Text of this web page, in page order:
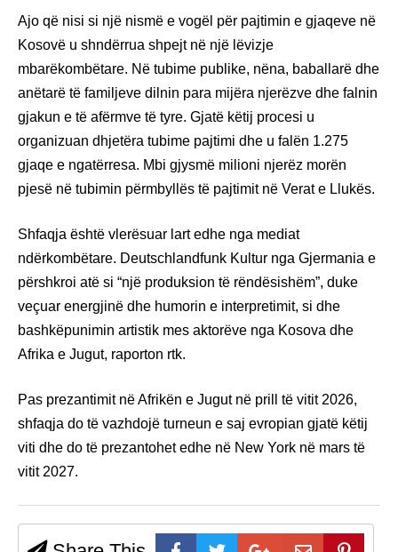
Ajo që nisi si një nismë e vogël për pajtimin e gjaqeve në
Kosovë u shndërrua shpejt në një lëvizje
mbarëkombëtare. Në tubime publike, nëna, baballarë dhe
anëtarë të familjeve dilnin para mijëra njerëzve dhe falnin
gjakun e të afërmve të tyre. Gjatë këtij procesi u
organizuan dhjetëra tubime pajtimi dhe u falën 1.275
gjaqe e ngatërresa. Mbi gjysmë milioni njerëz morën
pjesë në tubimin përmbyllës të pajtimit në Verat e Llukës.
Shfaqja është vlerësuar lart edhe nga mediat
ndërkombëtare. Deutschlandfunk Kultur nga Gjermania e
përshkroi atë si “një produksion të rëndësishëm”, duke
veçuar energjinë dhe humorin e interpretimit, si dhe
bashkëpunimin artistik mes aktorëve nga Kosova dhe
Afrika e Jugut, raporton rtk.
Pas prezantimit në Afrikën e Jugut në prill të vitit 2026,
shfaqja do të vazhdojë turneun e saj evropian gjatë këtij
viti dhe do të prezantohet edhe në New York në mars të
vitit 2027.